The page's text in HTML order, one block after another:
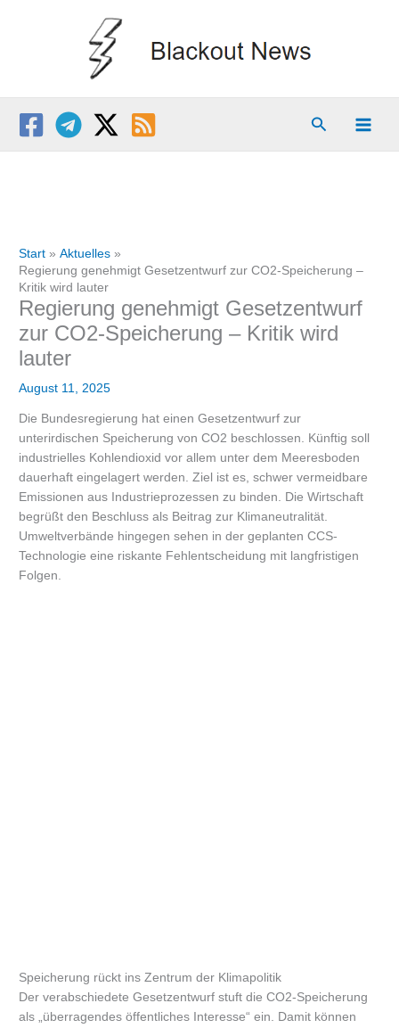
Suchen
Start
Aktuelles
Regierung genehmigt Gesetzentwurf zur CO2-Speicherung –
Kritik wird lauter
Regierung genehmigt Gesetzentwurf
zur CO2-Speicherung – Kritik wird
lauter
August 11, 2025
Die Bundesregierung hat einen Gesetzentwurf zur
unterirdischen Speicherung von CO2 beschlossen. Künftig soll
industrielles Kohlendioxid vor allem unter dem Meeresboden
dauerhaft eingelagert werden. Ziel ist es, schwer vermeidbare
Emissionen aus Industrieprozessen zu binden. Die Wirtschaft
begrüßt den Beschluss als Beitrag zur Klimaneutralität.
Umweltverbände hingegen sehen in der geplanten CCS-
Technologie eine riskante Fehlentscheidung mit langfristigen
Folgen.
Speicherung rückt ins Zentrum der Klimapolitik
Der verabschiedete Gesetzentwurf stuft die CO2-Speicherung
als „überragendes öffentliches Interesse“ ein. Damit können